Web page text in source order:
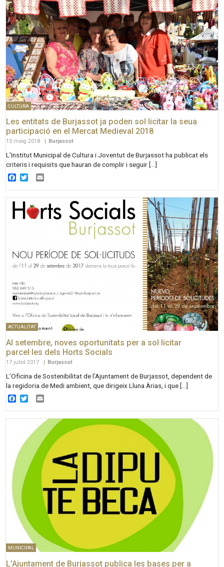
CULTURA
Les entitats de Burjassot ja poden sol·licitar la seua
participació en el Mercat Medieval 2018
15 maig 2018 Burjassot
L’Institut Municipal de Cultura i Joventut de Burjassot ha publicat els
criteris i requisits que hauran de complir i seguir […]
Facebook
Twitter
ACTUALITAT
Al setembre, noves oportunitats per a sol·licitar
parcel·les dels Horts Socials
17 juliol 2017 Burjassot
L’Oficina de Sostenibilitat de l’Ajuntament de Burjassot, dependent de
la regidoria de Medi ambient, que dirigeix Lluna Àrias, i que […]
Facebook
Twitter
MUNICIPAL
L’Ajuntament de Burjassot publica les bases per a